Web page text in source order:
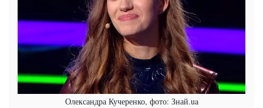
Олександра Кучеренко, фото: Знай.ua